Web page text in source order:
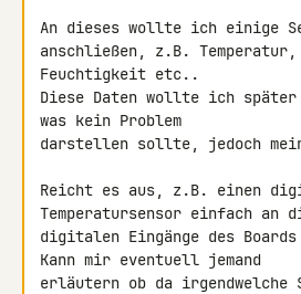
An dieses wollte ich einige
anschließen, z.B. Temperatur,
Feuchtigkeit etc..
Diese Daten wollte ich später
was kein Problem
darstellen sollte, jedoch
Reicht es aus, z.B. einen
Temperatursensor einfach an
digitalen Eingänge des
Kann mir eventuell jemand
erläutern ob da irgendwelche